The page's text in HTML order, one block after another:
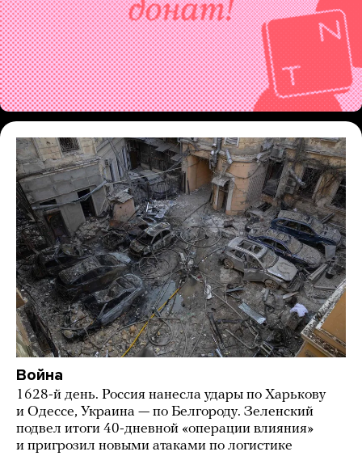
Война
1628-й день. Россия нанесла удары по Харькову
и Одессе, Украина — по Белгороду. Зеленский
подвел итоги 40-дневной «операции влияния»
и пригрозил новыми атаками по логистике